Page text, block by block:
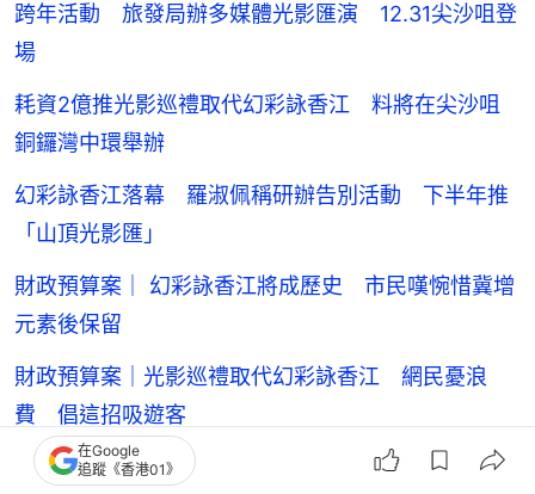
跨年活動 旅發局辦多媒體光影匯演 12.31尖沙咀登
場
耗資2億推光影巡禮取代幻彩詠香江 料將在尖沙咀
銅鑼灣中環舉辦
幻彩詠香江落幕 羅淑佩稱研辦告別活動 下半年推
「山頂光影匯」
財政預算案｜ 幻彩詠香江將成歷史 市民嘆惋惜冀增
元素後保留
財政預算案｜光影巡禮取代幻彩詠香江 網民憂浪
費 倡這招吸遊客
財政預算案｜幻彩詠香江將變什麼？消息：光影巡禮
在Google
追蹤《香港01》